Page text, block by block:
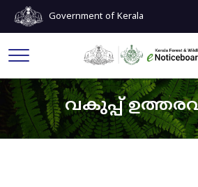
Government of Kerala
വകുപ്പ്